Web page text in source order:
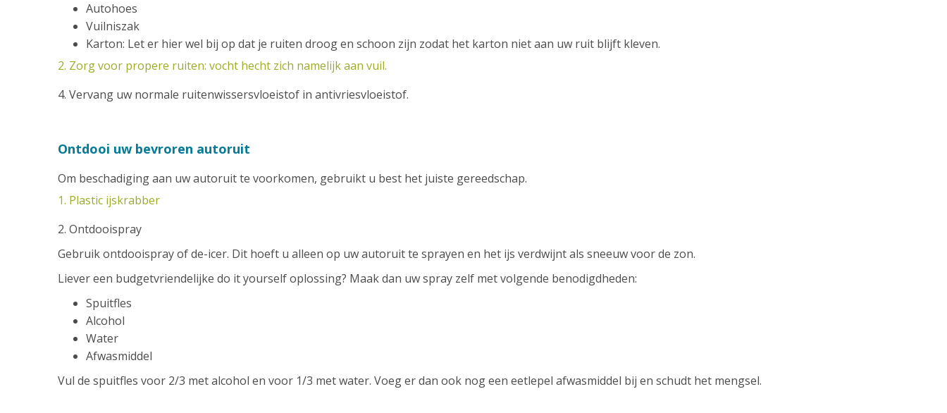
Autohoes
Vuilniszak
Karton: Let er hier wel bij op dat je ruiten droog en schoon zijn zodat het karton niet aan uw ruit blijft kleven.
2. Zorg voor propere ruiten: vocht hecht zich namelijk aan vuil.
4. Vervang uw normale ruitenwissersvloeistof in antivriesvloeistof.
Ontdooi uw bevroren autoruit
Om beschadiging aan uw autoruit te voorkomen, gebruikt u best het juiste gereedschap.
1. Plastic ijskrabber
2. Ontdooispray
Gebruik ontdooispray of de-icer. Dit hoeft u alleen op uw autoruit te sprayen en het ijs verdwijnt als sneeuw voor de zon.
Liever een budgetvriendelijke do it yourself oplossing? Maak dan uw spray zelf met volgende benodigdheden:
Spuitfles
Alcohol
Water
Afwasmiddel
Vul de spuitfles voor 2/3 met alcohol en voor 1/3 met water. Voeg er dan ook nog een eetlepel afwasmiddel bij en schudt het mengsel.